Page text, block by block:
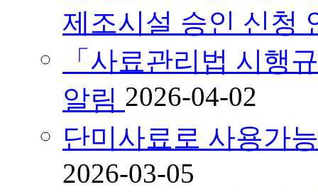
제조시설 승인 신청
「사료관리법 시행
알림 2026-04-02
단미사료로 사용가
2026-03-05